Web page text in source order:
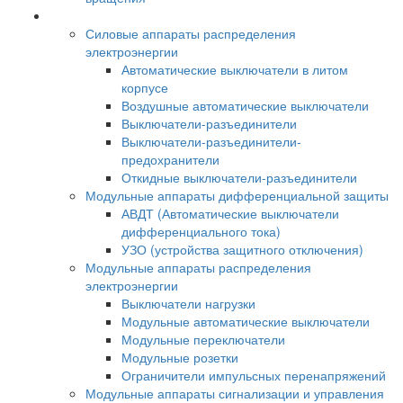
Силовые аппараты распределения
электроэнергии
Автоматические выключатели в литом
корпусе
Воздушные автоматические выключатели
Выключатели-разъединители
Выключатели-разъединители-
предохранители
Откидные выключатели-разъединители
Модульные аппараты дифференциальной защиты
АВДТ (Автоматические выключатели
дифференциального тока)
УЗО (устройства защитного отключения)
Модульные аппараты распределения
электроэнергии
Выключатели нагрузки
Модульные автоматические выключатели
Модульные переключатели
Модульные розетки
Ограничители импульсных перенапряжений
Модульные аппараты сигнализации и управления